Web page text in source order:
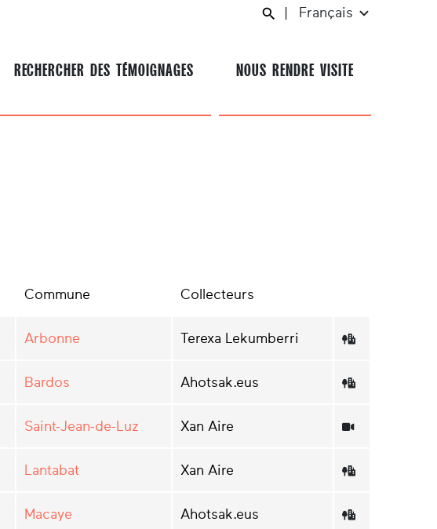
Français
RECHERCHER DES TÉMOIGNAGES NOUS RENDRE VISITE
Commune Collecteurs
Arbonne Terexa Lekumberri
Bardos Ahotsak.eus
Saint-Jean-de-Luz Xan Aire
Lantabat Xan Aire
Macaye Ahotsak.eus